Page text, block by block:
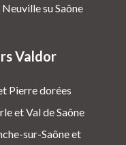
su Saône
Valdor
Pierre dorées
et Val de Saône
sur-Saône et